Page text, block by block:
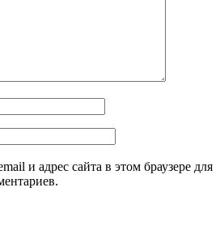
и адрес сайта в этом браузере для